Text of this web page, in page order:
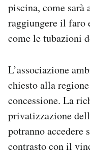
piscina, come sarà
raggiungere il faro
come le tubazioni
L’associazione
chiesto alla
concessione. La
privatizzazione
potranno
contrasto con il